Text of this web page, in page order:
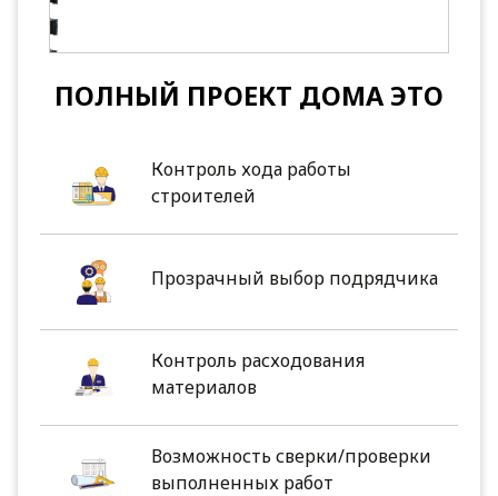
ПОЛНЫЙ ПРОЕКТ ДОМА ЭТО
Контроль хода работы
строителей
Прозрачный выбор подрядчика
Контроль расходования
материалов
Возможность сверки/проверки
выполненных работ